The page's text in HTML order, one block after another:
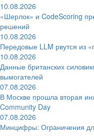
10.08.2026
«Шерлок» и CodeScoring
решений
10.08.2026
Передовые LLM рвутся из
10.08.2026
Данные британских
вымогателей
07.08.2026
В Москве прошла вторая
Community Day
07.08.2026
Минцифры: Ограничения